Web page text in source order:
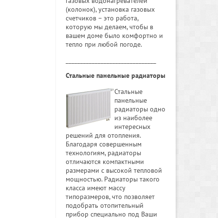
(колонок), установка газовых
счетчиков – это работа,
которую мы делаем, чтобы в
вашем доме было комфортно и
тепло при любой погоде.
Стальные панельные радиаторы
Стальные
панельные
радиаторы одно
из наиболее
интересных
решений для отопления.
Благодаря совершенным
технологиям, радиаторы
отличаются компактными
размерами с высокой тепловой
мощностью. Радиаторы такого
класса имеют массу
типоразмеров, что позволяет
подобрать отопительный
прибор специально под Ваши